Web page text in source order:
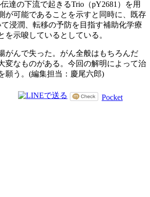
達の下流で起きるTrio（pY2681）を用
が可能であることを示すと同時に、既存
浸潤、転移の予防を目指す補助化学療
を示唆しているとしている。
がんで失った。がん全般はもちろんだ
変なものがある。今回の解明によって治
願う。(編集担当：慶尾六郎)
Pocket